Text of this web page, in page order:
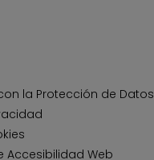
la Protección de Datos
Accesibilidad Web